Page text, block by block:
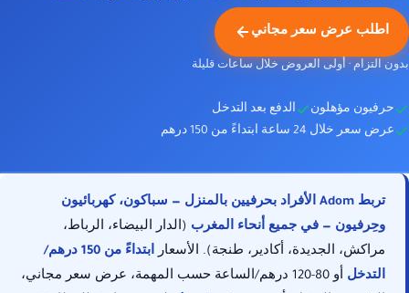
اطلب عرض سعر مجاني
بدون التزام · أولى العروض خلال ساعات قليلة
حرفيون مؤهلون
الدفع بعد التدخل
عرض سعر خلال 24 ساعة ابتداءً من 150 درهم
dès 150 DH
لكل تدخل
< 24h
التدخل
تربط Adom الأفراد بحرفيين بالمنزل — سباكون، كهربائيون
وحِرفيون — في جميع أنحاء المغرب (الدار البيضاء، الرباط،
مراكش، الجديدة، أكادير، طنجة). الأسعار
ابتداءً من 150 درهم/
التدخل
أو 80-120 درهم/الساعة حسب المهمة، عرض سعر مجاني،